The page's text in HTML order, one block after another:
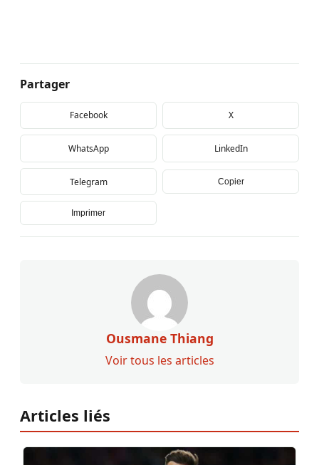
Partager
Facebook X
WhatsApp LinkedIn
Telegram Copier
Imprimer
Ousmane Thiang
Voir tous les articles
Articles liés